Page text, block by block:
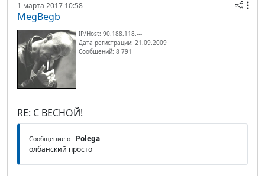
1 марта 2017 10:58
MegBegb
IP/Host: 90.188.118.---
Дата регистрации: 21.09.2009
Сообщений: 8 791
RE: С ВЕСНОЙ!
Сообщение от Polega
олбанский просто